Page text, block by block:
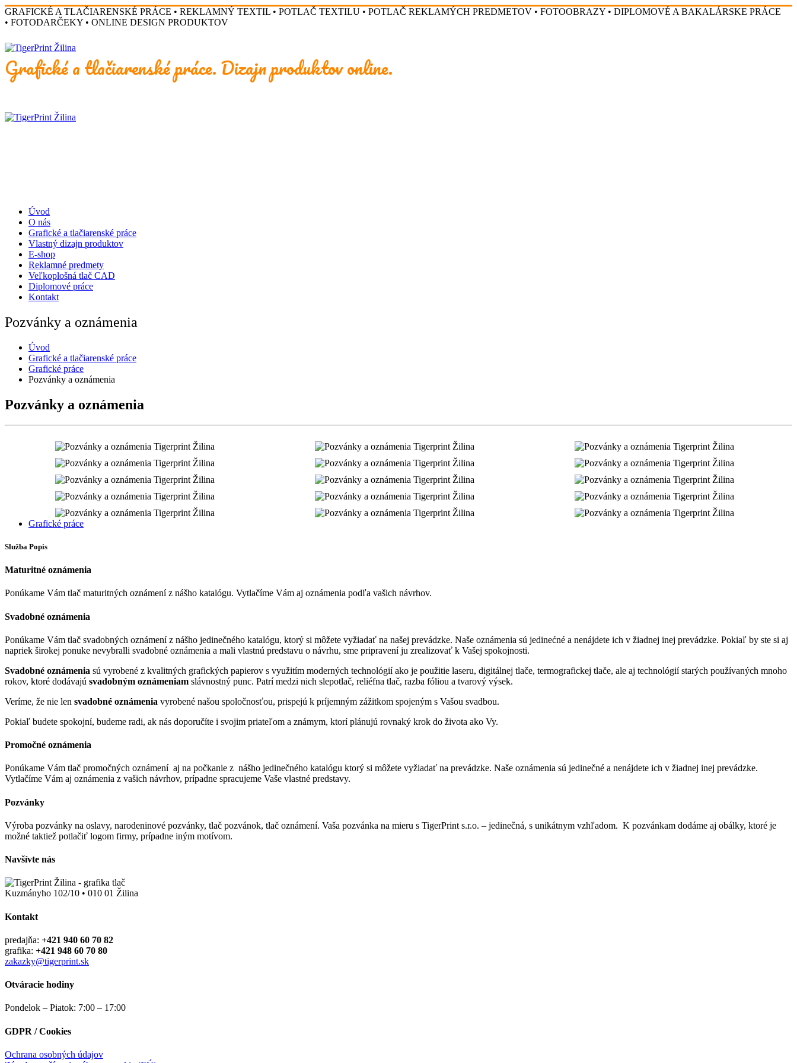
GRAFICKÉ A TLAČIARENSKÉ PRÁCE • REKLAMNÝ TEXTIL • POTLAČ TEXTILU • POTLAČ REKLAMÝCH PREDMETOV • FOTOOBRAZY • DIPLOMOVÉ A BAKALÁRSKE PRÁCE
• FOTODARČEKY • ONLINE DESIGN PRODUKTOV
Grafické a tlačiarenské práce. Dizajn produktov online.
Úvod
O nás
Grafické a tlačiarenské práce
Vlastný dizajn produktov
E-shop
Reklamné predmety
Veľkoplošná tlač CAD
Diplomové práce
Kontakt
Pozvánky a oznámenia
Úvod
Grafické a tlačiarenské práce
Grafické práce
Pozvánky a oznámenia
Pozvánky a oznámenia
Grafické práce
Služba Popis
Maturitné oznámenia
Ponúkame Vám tlač maturitných oznámení z nášho katalógu. Vytlačíme Vám aj oznámenia podľa vašich návrhov.
Svadobné oznámenia
Ponúkame Vám tlač svadobných oznámení z nášho jedinečného katalógu, ktorý si môžete vyžiadať na našej prevádzke. Naše oznámenia sú jedinećné a nenájdete ich v žiadnej inej prevádzke. Pokiaľ by ste si aj
napriek širokej ponuke nevybralli svadobné oznámenia a mali vlastnú predstavu o návrhu, sme pripravení ju zrealizovať k Vašej spokojnosti.
Svadobné oznámenia sú vyrobené z kvalitných grafických papierov s využitím moderných technológií ako je použitie laseru, digitálnej tlače, termografickej tlače, ale aj technológií starých používaných mnoho
rokov, ktoré dodávajú svadobným oznámeniam slávnostný punc. Patrí medzi nich slepotlač, reliéfna tlač, razba fóliou a tvarový výsek.
Veríme, že nie len svadobné oznámenia vyrobené našou spoločnosťou, prispejú k príjemným zážitkom spojeným s Vašou svadbou.
Pokiaľ budete spokojní, budeme radi, ak nás doporučíte i svojim priateľom a známym, ktorí plánujú rovnaký krok do života ako Vy.
Promočné oznámenia
Ponúkame Vám tlač promočných oznámení aj na počkanie z nášho jedinečného katalógu ktorý si môžete vyžiadať na prevádzke. Naše oznámenia sú jedinečné a nenájdete ich v žiadnej inej prevádzke.
Vytlačíme Vám aj oznámenia z vašich návrhov, prípadne spracujeme Vaše vlastné predstavy.
Pozvánky
Výroba pozvánky na oslavy, narodeninové pozvánky, tlač pozvánok, tlač oznámení. Vaša pozvánka na mieru s TigerPrint s.r.o. – jedinečná, s unikátnym vzhľadom. K pozvánkam dodáme aj obálky, ktoré je
možné taktiež potlačiť logom firmy, prípadne iným motívom.
Navšívte nás
Kuzmányho 102/10 • 010 01 Žilina
Kontakt
predajňa: +421 940 60 70 82
grafika: +421 948 60 70 80
zakazky@tigerprint.sk
Otváracie hodiny
Pondelok – Piatok: 7:00 – 17:00
GDPR / Cookies
Ochrana osobných údajov